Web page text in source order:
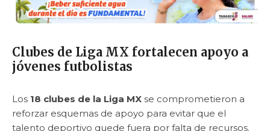
Clubes de Liga MX fortalecen apoyo a
jóvenes futbolistas
Los 18 clubes de la Liga MX se comprometieron a
reforzar esquemas de apoyo para evitar que el
talento deportivo quede fuera por falta de recursos.